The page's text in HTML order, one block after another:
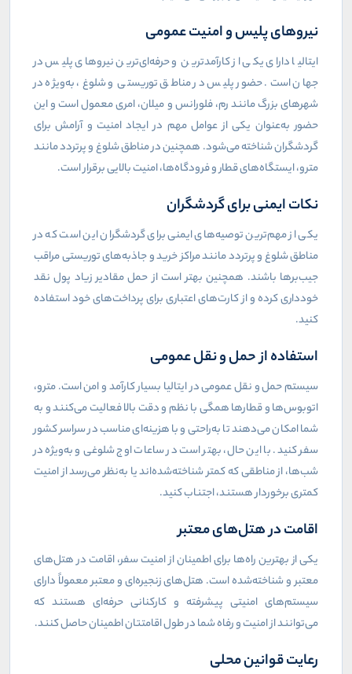
نیروهای پلیس و امنیت عمومی
ایتالیا دارای یکی از کارآمدترین و حرفه‌ای‌ترین نیروهای پلیس در
جهان است. حضور پلیس در مناطق توریستی و شلوغ، به‌ویژه در
شهرهای بزرگ مانند رم، فلورانس و میلان، امری معمول است و این
حضور به‌عنوان یکی از عوامل مهم در ایجاد امنیت و آرامش برای
گردشگران شناخته می‌شود. همچنین در مناطق شلوغ و پرتردد مانند
مترو، ایستگاه‌های قطار و فرودگاه‌ها، امنیت بالایی برقرار است.
نکات ایمنی برای گردشگران
یکی از مهم‌ترین توصیه‌های ایمنی برای گردشگران این است که در
مناطق شلوغ و پرتردد مانند مراکز خرید و جاذبه‌های توریستی مراقب
جیب‌برها باشند. همچنین بهتر است از حمل مقادیر زیاد پول نقد
خودداری کرده و از کارت‌های اعتباری برای پرداخت‌های خود استفاده
کنید.
استفاده از حمل و نقل عمومی
سیستم حمل و نقل عمومی در ایتالیا بسیار کارآمد و امن است. مترو،
اتوبوس‌ها و قطارها همگی با نظم و دقت بالا فعالیت می‌کنند و به
شما امکان می‌دهند تا به‌راحتی و با هزینه‌ای مناسب در سراسر کشور
سفر کنید. با این حال، بهتر است در ساعات اوج شلوغی و به‌ویژه در
شب‌ها، از مناطقی که کمتر شناخته‌شده‌اند یا به‌نظر می‌رسد از امنیت
کمتری برخوردار هستند، اجتناب کنید.
اقامت در هتل‌های معتبر
یکی از بهترین راه‌ها برای اطمینان از امنیت سفر، اقامت در هتل‌های
معتبر و شناخته‌شده است. هتل‌های زنجیره‌ای و معتبر معمولاً دارای
سیستم‌های امنیتی پیشرفته و کارکنانی حرفه‌ای هستند که
می‌توانند از امنیت و رفاه شما در طول اقامتتان اطمینان حاصل کنند.
رعایت قوانین محلی